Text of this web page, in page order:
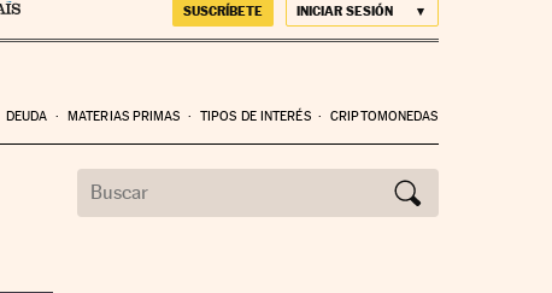
SUSCRÍBETE INICIAR SESIÓN
DEUDA MATERIAS PRIMAS TIPOS DE INTERÉS CRIPTOMONEDAS